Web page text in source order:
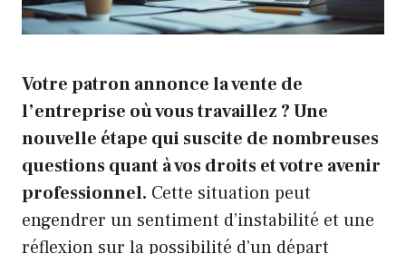
Votre patron annonce la vente de
l’entreprise où vous travaillez ? Une
nouvelle étape qui suscite de nombreuses
questions quant à vos droits et votre avenir
professionnel. Cette situation peut
engendrer un sentiment d’instabilité et une
réflexion sur la possibilité d’un départ